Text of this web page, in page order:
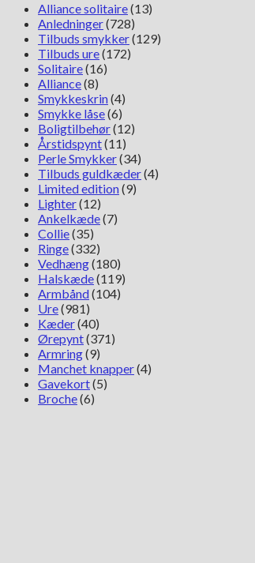
Alliance solitaire(13)
Anledninger(728)
Tilbuds smykker(129)
Tilbuds ure(172)
Solitaire(16)
Alliance(8)
Smykkeskrin(4)
Smykke låse(6)
Boligtilbehør(12)
Årstidspynt(11)
Perle Smykker(34)
Tilbuds guldkæder(4)
Limited edition(9)
Lighter(12)
Ankelkæde(7)
Collie(35)
Ringe(332)
Vedhæng(180)
Halskæde(119)
Armbånd(104)
Ure(981)
Kæder(40)
Ørepynt(371)
Armring(9)
Manchet knapper(4)
Gavekort(5)
Broche(6)